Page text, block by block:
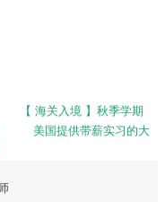
【 海关入境 】秋季学期
美国提供带薪实习的大